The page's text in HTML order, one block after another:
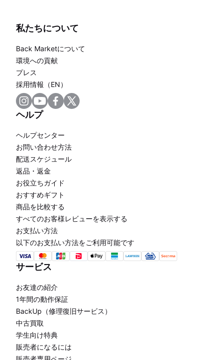
私たちについて
Back Marketについて
環境への貢献
プレス
採用情報（EN）
ヘルプ
ヘルプセンター
お問い合わせ方法
配送スケジュール
返品・返金
お役立ちガイド
おすすめギフト
商品を比較する
すべてのお客様レビューを表示する
お支払い方法
以下のお支払い方法をご利用可能です
サービス
お友達の紹介
1年間の動作保証
BackUp（修理復旧サービス）
中古買取
学生向け特典
販売者になるには